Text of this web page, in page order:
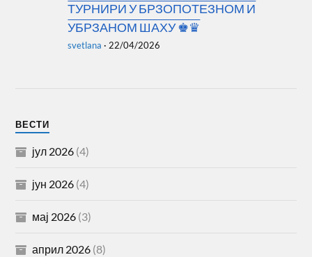
ТУРНИРИ У БРЗОПОТЕЗНОМ И
УБРЗАНОМ ШАХУ ♚♛
svetlana ·22/04/2026
ВЕСТИ
јул 2026 (4)
јун 2026 (4)
мај 2026 (3)
април 2026 (8)